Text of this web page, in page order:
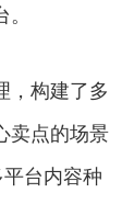
，构建了多
卖点的场景
台内容种